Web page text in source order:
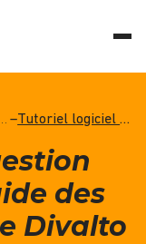
Comment bien choisir votre solution ? – Tutoriel logiciel gestion commerciale : guide des fonctionnalités de Divalto
des
Divalto